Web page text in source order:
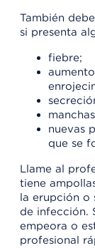
También
si presenta
fiebre;
nuevas
que se
Llame al
tiene
la erupción o
de infección.
empeora o
profesional